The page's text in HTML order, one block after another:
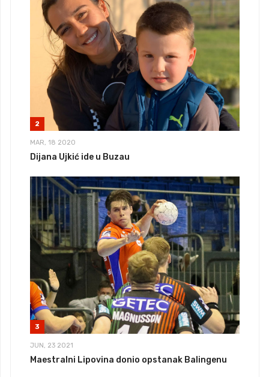
2
MAR, 18 2020
Dijana Ujkić ide u Buzau
3
JUN, 23 2021
Maestralni Lipovina donio opstanak Balingenu